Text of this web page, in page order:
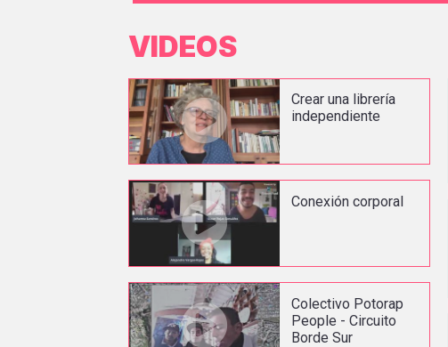
VIDEOS
Crear una librería
independiente
Conexión corporal
Colectivo Potorap
People - Circuito
Borde Sur